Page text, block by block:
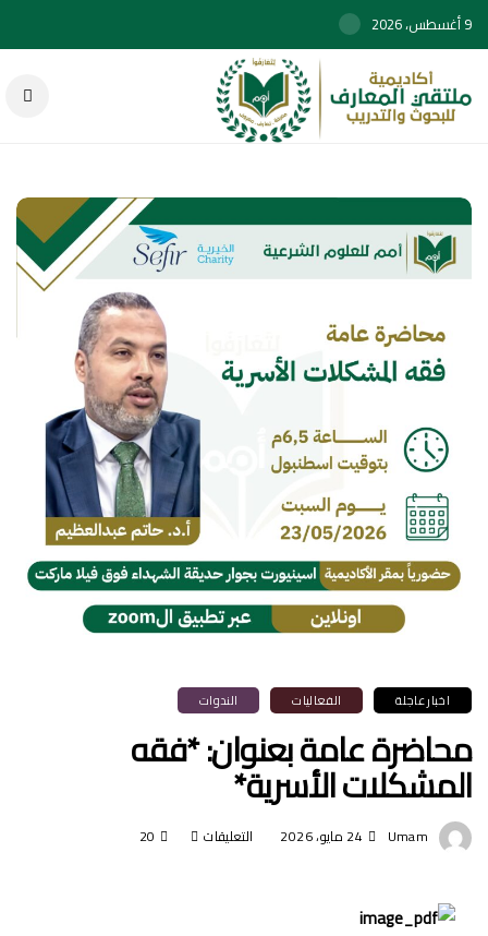
9 أغسطس، 2026
اخبار عاجلة الفعاليات الندوات
محاضرة عامة بعنوان: *فقه
المشكلات الأسرية*
Umam 24 مايو، 2026 التعليقات على
20